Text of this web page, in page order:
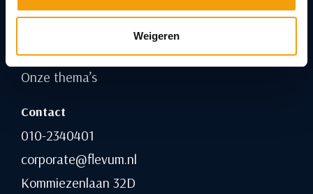
Weigeren
Agenda
Over Flevum
Onze thema’s
Contact
010-2340401
corporate@flevum.nl
Kommiezenlaan 32D